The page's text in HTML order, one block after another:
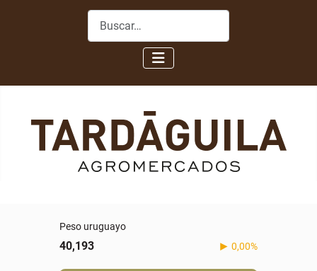
Buscar
Peso uruguayo
40,193 0,00%